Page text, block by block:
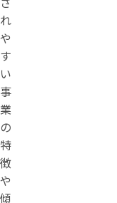
れ
や
す
い
事
業
の
特
徴
や
傾